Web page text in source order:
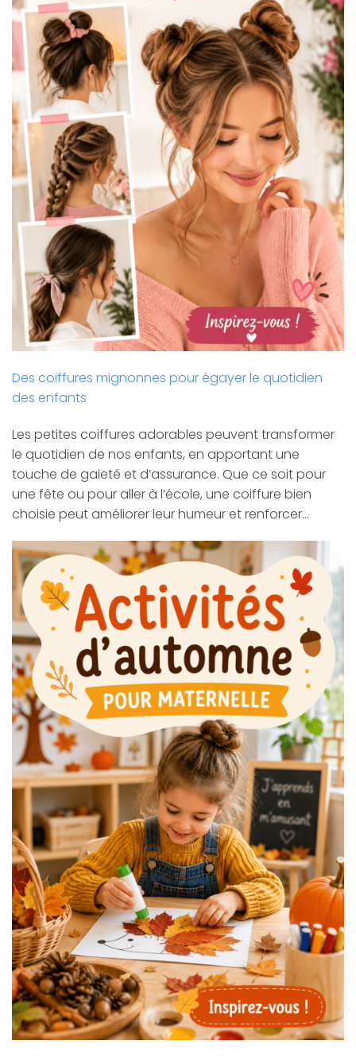
Des coiffures mignonnes pour égayer le quotidien
des enfants
Les petites coiffures adorables peuvent transformer
le quotidien de nos enfants, en apportant une
touche de gaieté et d’assurance. Que ce soit pour
une fête ou pour aller à l’école, une coiffure bien
choisie peut améliorer leur humeur et renforcer…